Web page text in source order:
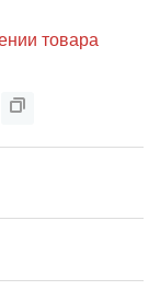
товара